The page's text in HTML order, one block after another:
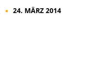
■ 24. MÄRZ 2014